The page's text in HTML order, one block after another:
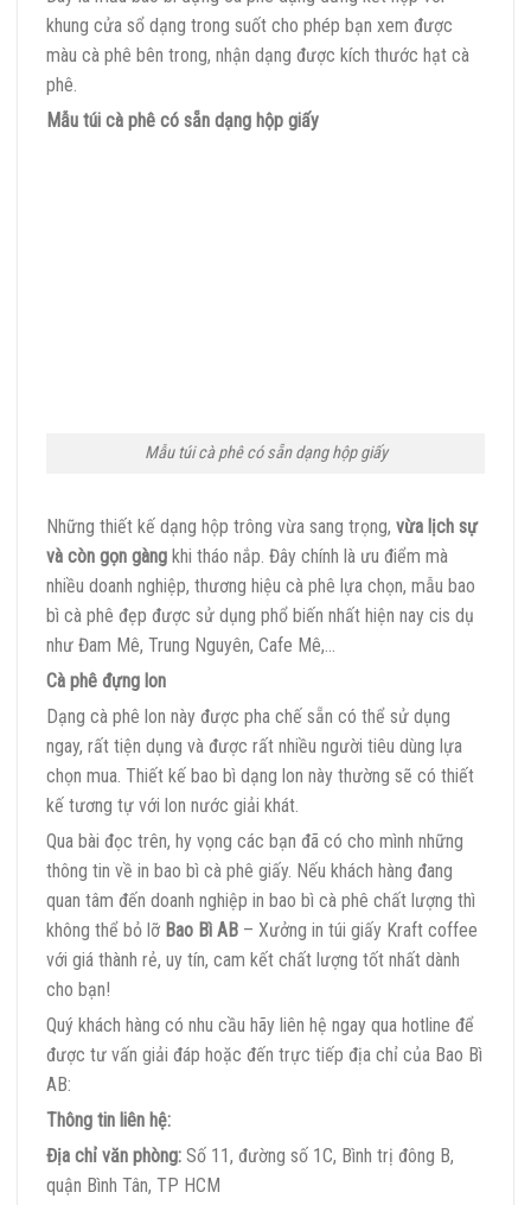
khung cửa sổ dạng trong suốt cho phép bạn xem được
màu cà phê bên trong, nhận dạng được kích thước hạt cà
phê.
Mẫu túi cà phê có sẵn dạng hộp giấy
Mẫu túi cà phê có sẵn dạng hộp giấy
Những thiết kế dạng hộp trông vừa sang trọng, vừa lịch sự
và còn gọn gàng khi tháo nắp. Đây chính là ưu điểm mà
nhiều doanh nghiệp, thương hiệu cà phê lựa chọn, mẫu bao
bì cà phê đẹp được sử dụng phổ biến nhất hiện nay cis dụ
như Đam Mê, Trung Nguyên, Cafe Mê,…
Cà phê đựng lon
Dạng cà phê lon này được pha chế sẵn có thể sử dụng
ngay, rất tiện dụng và được rất nhiều người tiêu dùng lựa
chọn mua. Thiết kế bao bì dạng lon này thường sẽ có thiết
kế tương tự với lon nước giải khát.
Qua bài đọc trên, hy vọng các bạn đã có cho mình những
thông tin về in bao bì cà phê giấy. Nếu khách hàng đang
quan tâm đến doanh nghiệp in bao bì cà phê chất lượng thì
không thể bỏ lỡ Bao Bì AB – Xưởng in túi giấy Kraft coffee
với giá thành rẻ, uy tín, cam kết chất lượng tốt nhất dành
cho bạn!
Quý khách hàng có nhu cầu hãy liên hệ ngay qua hotline để
được tư vấn giải đáp hoặc đến trực tiếp địa chỉ của Bao Bì
AB:
Thông tin liên hệ:
Địa chỉ văn phòng: Số 11, đường số 1C, Bình trị đông B,
quận Bình Tân, TP HCM